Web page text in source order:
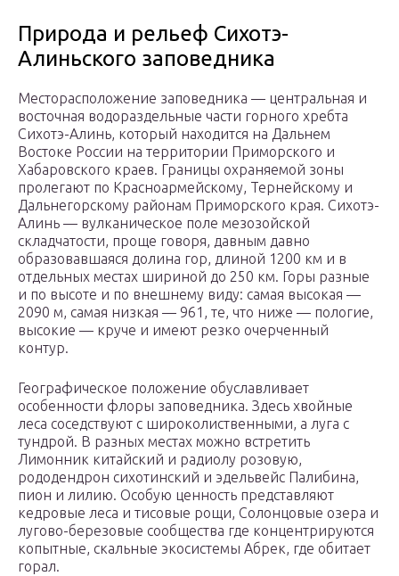
Природа и рельеф Сихотэ-
Алиньского заповедника
Месторасположение заповедника — центральная и
восточная водораздельные части горного хребта
Сихотэ-Алинь, который находится на Дальнем
Востоке России на территории Приморского и
Хабаровского краев. Границы охраняемой зоны
пролегают по Красноармейскому, Тернейскому и
Дальнегорскому районам Приморского края. Сихотэ-
Алинь — вулканическое поле мезозойской
складчатости, проще говоря, давным давно
образовавшаяся долина гор, длиной 1200 км и в
отдельных местах шириной до 250 км. Горы разные
и по высоте и по внешнему виду: самая высокая —
2090 м, самая низкая — 961, те, что ниже — пологие,
высокие — круче и имеют резко очерченный
контур.
Географическое положение обуславливает
особенности флоры заповедника. Здесь хвойные
леса соседствуют с широколиственными, а луга с
тундрой. В разных местах можно встретить
Лимонник китайский и радиолу розовую,
рододендрон сихотинский и эдельвейс Палибина,
пион и лилию. Особую ценность представляют
кедровые леса и тисовые рощи, Солонцовые озера и
лугово-березовые сообщества где концентрируются
копытные, скальные экосистемы Абрек, где обитает
горал.